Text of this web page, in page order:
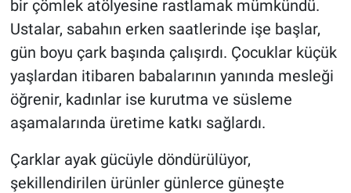
bir çömlek atölyesine rastlamak mümkündü.
Ustalar, sabahın erken saatlerinde işe başlar,
gün boyu çark başında çalışırdı. Çocuklar küçük
yaşlardan itibaren babalarının yanında mesleği
öğrenir, kadınlar ise kurutma ve süsleme
aşamalarında üretime katkı sağlardı.
Çarklar ayak gücüyle döndürülüyor,
şekillendirilen ürünler günlerce güneşte